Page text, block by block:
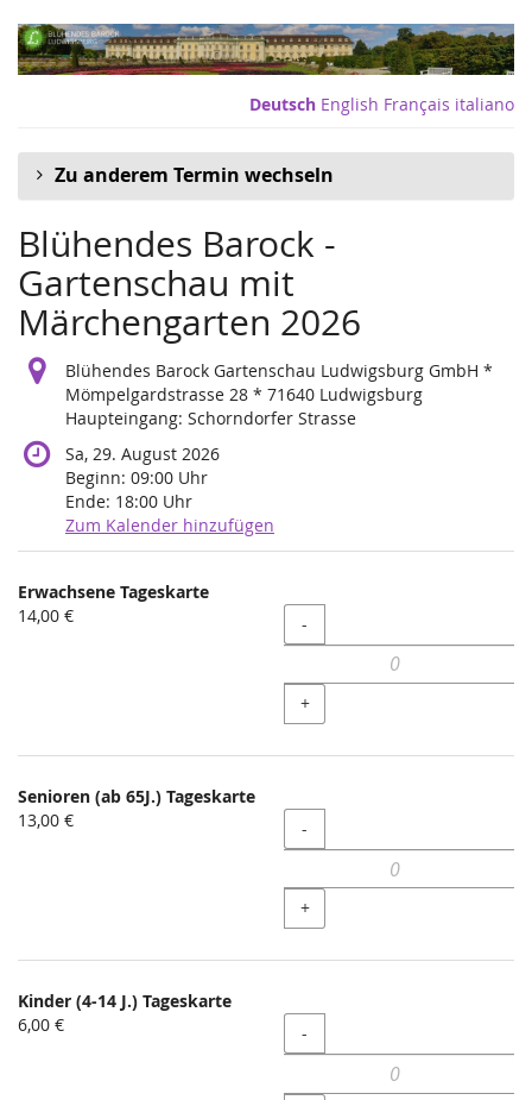
Zum
Haupt-
Inhalt
Deutsch English Français italiano
Zu anderem Termin wechseln
Blühendes Barock -
Gartenschau mit
Märchengarten 2026
Blühendes Barock Gartenschau Ludwigsburg GmbH *
Mömpelgardstrasse 28 * 71640 Ludwigsburg
Haupteingang: Schorndorfer Strasse
Sa, 29. August 2026
Beginn: 09:00 Uhr
Ende: 18:00 Uhr
Zum Kalender hinzufügen
Produkte
Unkategorisierte
Erwachsene Tageskarte
14,00 €
Menge
-
+
Senioren (ab 65J.) Tageskarte
13,00 €
Menge
-
+
Kinder (4-14 J.) Tageskarte
6,00 €
Menge
-